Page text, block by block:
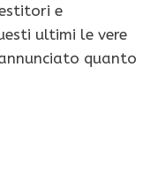
e
ultimi le vere
quanto